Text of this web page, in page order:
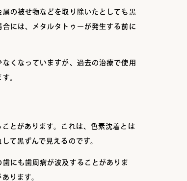
の被せ物などを取り除いたとしても黒
には、メタルタトゥーが発生する前に
くなっていますが、過去の治療で使用
。
とがあります。これは、色素沈着とは
て黒ずんで見えるのです。
にも歯周病が波及することがありま
ります。